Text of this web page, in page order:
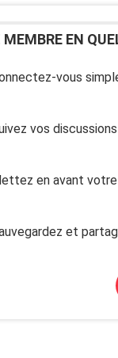
MEMBRE EN
vous
vos
en avant
et